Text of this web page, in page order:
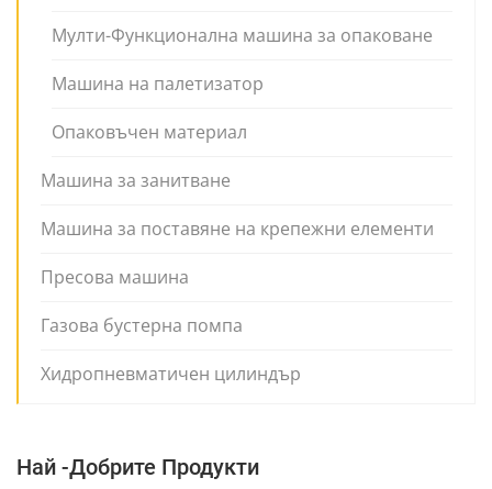
Мулти-Функционална машина за опаковане
Машина на палетизатор
Опаковъчен материал
Машина за занитване
Машина за поставяне на крепежни елементи
Пресова машина
Газова бустерна помпа
Хидропневматичен цилиндър
Най -добрите Продукти